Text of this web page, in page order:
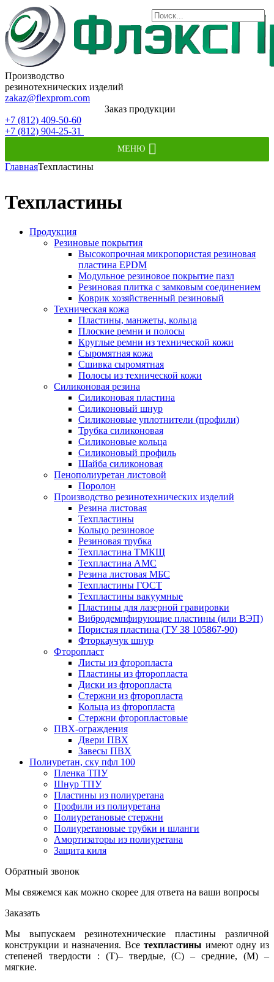
Производство
резинотехнических изделий
zakaz@flexprom.com
Заказ продукции
+7 (812) 409-50-60
+7 (812) 904-25-31
МЕНЮ
ГлавнаяТехпластины
Техпластины
Продукция
Резиновые покрытия
Высокопрочная микропористая резиновая
пластина EPDM
Модульное резиновое покрытие пазл
Резиновая плитка с замковым соединением
Коврик хозяйственный резиновый
Техническая кожа
Пластины, манжеты, кольца
Плоские ремни и полосы
Круглые ремни из технической кожи
Cыромятная кожа
Сшивка сыромятная
Полосы из технической кожи
Силиконовая резина
Силиконовая пластина
Силиконовый шнур
Силиконовые уплотнители (профили)
Трубка силиконовая
Силиконовые кольца
Силиконовый профиль
Шайба силиконовая
Пенополиуретан листовой
Поролон
Производство резинотехнических изделий
Резина листовая
Техпластины
Кольцо резиновое
Резиновая трубка
Техпластина ТМКЩ
Техпластина АМС
Резина листовая МБС
Техпластины ГОСТ
Техпластины вакуумные
Пластины для лазерной гравировки
Вибродемпфирующие пластины (или ВЭП)
Пористая пластина (ТУ 38 105867-90)
Фторкаучук шнур
Фторопласт
Листы из фторопласта
Пластины из фторопласта
Диски из фторопласта
Стержни из фторопласта
Кольца из фторопласта
Стержни фторопластовые
ПВХ-ограждения
Двери ПВХ
Завесы ПВХ
Полиуретан, ску пфл 100
Пленка ТПУ
Шнур ТПУ
Пластины из полиуретана
Профили из полиуретана
Полиуретановые стержни
Полиуретановые трубки и шланги
Амортизаторы из полиуретана
Защита киля
Обратный звонок
Мы свяжемся как можно скорее для ответа на ваши вопросы
Заказать
Мы выпускаем резинотехнические пластины различной
конструкции и назначения. Все техпластины имеют одну из
степеней твердости : (Т)– твердые, (С) – средние, (М) –
мягкие.